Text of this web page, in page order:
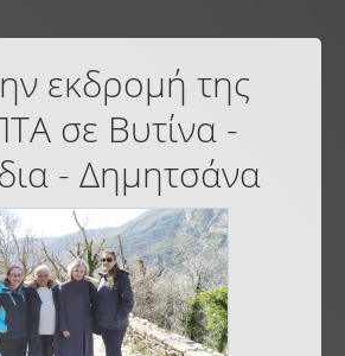
εκδρομή της
σε Βυτίνα -
- Δημητσάνα